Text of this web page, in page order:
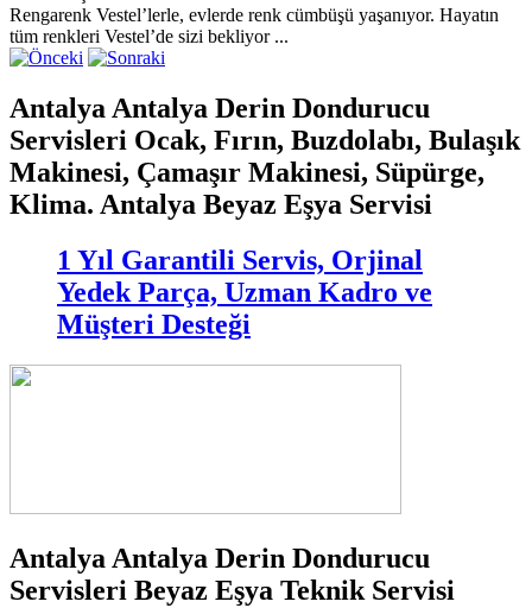
Rengarenk Vestel’lerle, evlerde renk cümbüşü yaşanıyor. Hayatın
tüm renkleri Vestel’de sizi bekliyor ...
Antalya Antalya Derin Dondurucu
Servisleri Ocak, Fırın, Buzdolabı, Bulaşık
Makinesi, Çamaşır Makinesi, Süpürge,
Klima. Antalya Beyaz Eşya Servisi
1 Yıl Garantili Servis, Orjinal
Yedek Parça, Uzman Kadro ve
Müşteri Desteği
Antalya Antalya Derin Dondurucu
Servisleri Beyaz Eşya Teknik Servisi